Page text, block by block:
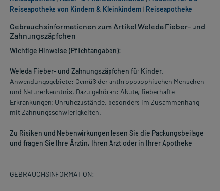
Gebrauchsinformationen zum Artikel Weleda Fieber- und
Zahnungszäpfchen
Wichtige Hinweise (Pflichtangaben):
Weleda Fieber- und Zahnungszäpfchen für Kinder.
Anwendungsgebiete: Gemäß der anthroposophischen Menschen-
und Naturerkenntnis. Dazu gehören: Akute, fieberhafte
Erkrankungen; Unruhezustände, besonders im Zusammenhang
mit Zahnungsschwierigkeiten.
Zu Risiken und Nebenwirkungen lesen Sie die Packungsbeilage
und fragen Sie Ihre Ärztin, Ihren Arzt oder in Ihrer Apotheke.
GEBRAUCHSINFORMATION:
Reiseapotheke von Kindern & Kleinkindern | Reiseapotheke